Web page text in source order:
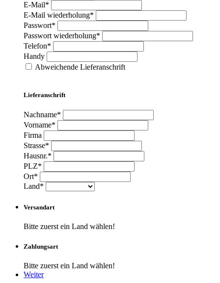
E-Mail*
E-Mail wiederholung*
Passwort*
Passwort wiederholung*
Telefon*
Handy
Abweichende Lieferanschrift
Lieferanschrift
Nachname*
Vorname*
Firma
Strasse*
Hausnr.*
PLZ*
Ort*
Land*
Versandart
Bitte zuerst ein Land wählen!
Zahlungsart
Bitte zuerst ein Land wählen!
Weiter